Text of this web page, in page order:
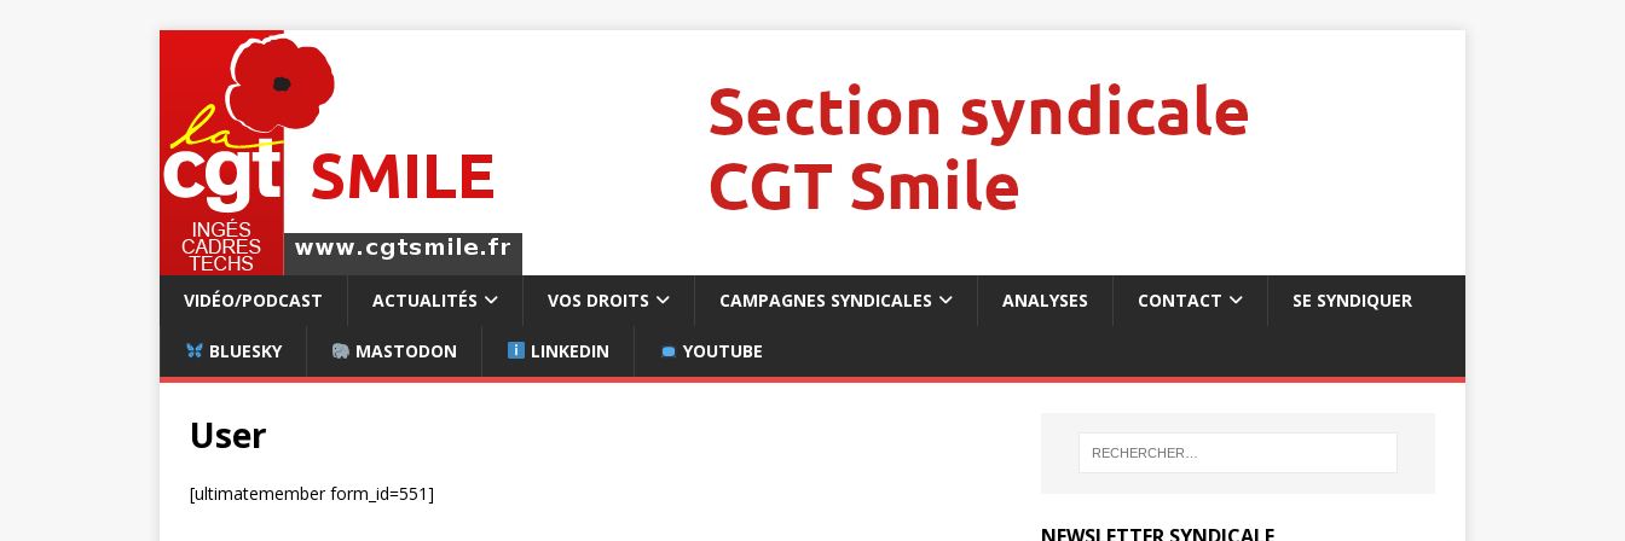
VIDÉO/PODCAST ACTUALITÉS VOS DROITS CAMPAGNES SYNDICALES ANALYSES CONTACT SE SYNDIQUER
BLUESKY MASTODON LINKEDIN YOUTUBE
User
[ultimatemember form_id=551]
NEWSLETTER SYNDICALE